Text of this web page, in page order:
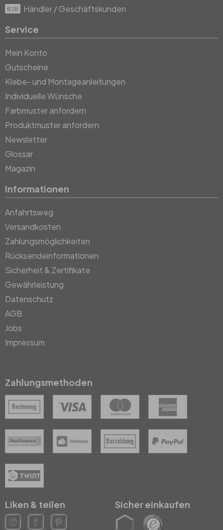
B2B Händler / Geschäftskunden
Service
Mein Konto
Gutscheine
Klebe- und Montageanleitungen
Individuelle Wünsche
Farbmuster anfordern
Produktmuster anfordern
Newsletter
Glossar
Magazin
Informationen
Anfahrtsweg
Versandkosten
Zahlungsmöglichkeiten
Rücksendeinformationen
Sicherheit & Zertifikate
Gewährleistung
Datenschutz
AGB
Jobs
Impressum
Zahlungsmethoden
Liken & teilen Sicher einkaufen